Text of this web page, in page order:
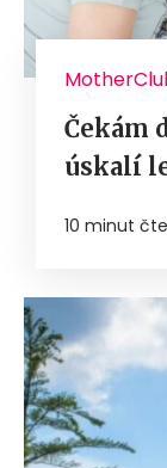
Čekám
úskalí
10 minut